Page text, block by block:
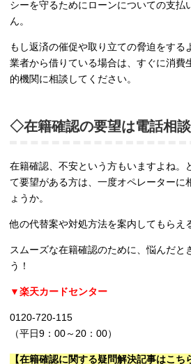
シーを守るためにローンについての支払
ん。
もし返済の催促や取り立ての脅迫をする
業者から借りている場合は、すぐに消費
的機関に相談してください。
◇在籍確認の要望は電話相
在籍確認、不安という方もいますよね。
て要望がある方は、一度オペレーターに
ょうか。
他の代替案や対処方法を案内してもらえ
スムーズな在籍確認のために、悩んだと
う！
▼楽天カードセンター
0120-720-115
（平日9：00～20：00）
【在籍確認に関する疑問解決記事はこち